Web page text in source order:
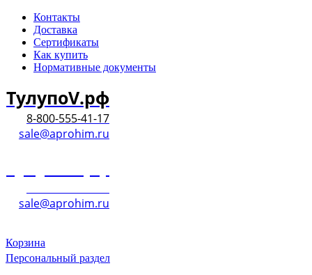
Контакты
Доставка
Сертификаты
Как купить
Нормативные документы
ТулупоV.рф
8-800-555-41-17
sale@aprohim.ru
sale@aprohim.ru
Корзина
Персональный раздел